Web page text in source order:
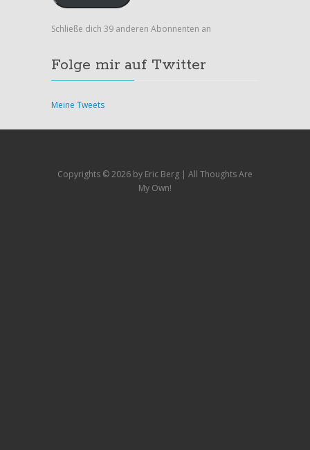
Schließe dich 39 anderen Abonnenten an
Folge mir auf Twitter
Meine Tweets
Copyrights ©2026 by Eric Berg | All Thoughts Are
My Own!